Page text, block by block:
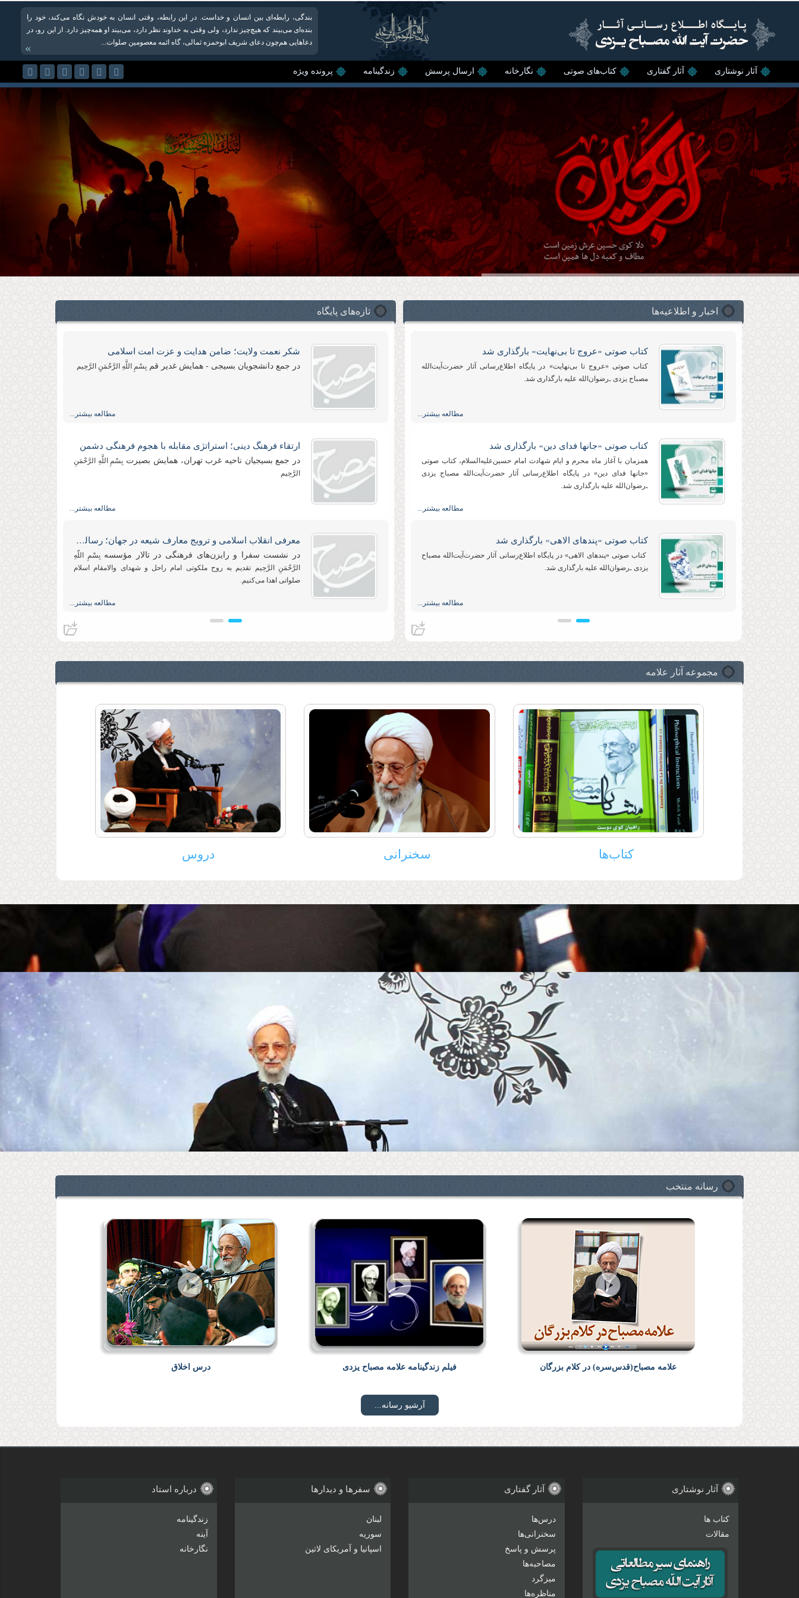
بندگی، رابطه‌ای بین انسان و خداست. در این رابطه، وقتی انسان به خودش نگاه می‌کند، خود را
بنده‌ای می‌بیند که هیچ‌چیز ندارد، ولی وقتی به خداوند نظر دارد، می‌بیند او همه‌چیز دارد. از این‌ رو، در
دعاهایی هم‌چون دعای شریف ابو‌حمزه ثمالی، گاه ائمه معصومین صلوات‌‌...
»
آثار نوشتاری آثار گفتاری کتاب‌های صوتی نگارخانه ارسال پرسش زندگینامه پرونده ویژه
اخبار و اطلاعیه‌ها
کتاب صوتی «عروج تا بی‌نهایت» بارگذاری شد
کتاب صوتی «عروج تا بی‌نهایت» در پایگاه اطلاع‌رسانی آثار حضرت‌آیت‌الله
مصباح یزدی ـ‌رضوان‌الله علیه‌ بارگذاری شد.
مطالعه بیشتر...
کتاب صوتی «جانها فدای دین» بارگذاری شد
همزمان با آغاز ماه محرم و ایام شهادت امام حسین‌علیه‌السلام، کتاب صوتی
«جانها فدای دین» در پایگاه اطلاع‌رسانی آثار حضرت‌آیت‌الله مصباح یزدی
ـ‌رضوان‌الله علیه‌ بارگذاری شد.
مطالعه بیشتر...
کتاب صوتی «پندهای الاهی» بارگذاری شد
کتاب صوتی «پندهای الاهی» در پایگاه اطلاع‌رسانی آثار حضرت‌آیت‌الله مصباح
یزدی ـ‌رضوان‌الله علیه‌ بارگذاری شد.
مطالعه بیشتر...
همکاری مجمع ناشران انقلاب اسلامی برگزار شد.
کتاب صوتی «جنگ و جهاد در قرآن» بارگذاری شد
کتاب صوتی «جنگ و جهاد در قرآن» در پایگاه اطلاع‌رسانی آثار حضرت‌آیت‌الله
مصباح یزدی ـ‌رضوان‌الله علیه‌ بارگذاری شد.
مطالعه بیشتر...
کتاب صوتی «اوج پرواز» بارگذاری شد
کتاب صوتی «اوج پرواز» در پایگاه اطلاع‌رسانی آثار حضرت‌آیت‌الله مصباح یزدی
ـ‌رضوان‌الله علیه‌ بارگذاری شد.
تازه‌های پایگاه
شکر نعمت ولایت؛ ضامن هدایت و عزت امت اسلامی
در جمع دانشجویان بسیجی - همایش غدیر قم بِسْمِ اللَّهِ الرَّحْمَنِ الرَّحِیم
مطالعه بیشتر...
ارتقاء فرهنگ دینی؛ استراتژی مقابله با هجوم فرهنگی دشمن
در جمع بسیجیان ناحیه غرب تهران، همایش بصیرت بِسْمِ اللَّهِ الرَّحْمَنِ
الرَّحِیم
مطالعه بیشتر...
معرفی انقلاب اسلامی و ترویج معارف شیعه در جهان؛ رسالت سفرا و رایزنان فرهنگی
در نشست سفرا و رایزن‌های فرهنگی در تالار مؤسسه بِسْمِ اللّهِ
الرَّحْمَنِ الرَّحِيم تقدیم به روح ملکوتی امام راحل و شهدای والامقام اسلام
صلواتی اهدا می‌کنیم.
مطالعه بیشتر...
اطاعت از ولایت‌فقیه؛ بزرگ‌ترین وظیفه عقلی و شرعی
در دیدار اعضای شورای مرکزی و هیأت نظارت اتحادیه جامعه
اسلامی دانشجویان سراسر کشور بِسْمِ اللَّهِ الرَّحْمَنِ الرَّحِيم
مطالعه بیشتر...
وظایف دولت اسلامی در حفظ ارزش‌های دینی و اجتماعی
در جمع گروهی از فرماندهان سپاه پاسداران انقلاب اسلامی؛
(جلسه سوم) مشهد مقدس
مجموعه آثار علامه
کتاب‌ها سخنرانی دروس
رسانه منتخب
علامه مصباح(قدس‌سره) در کلام بزرگان فیلم زندگینامه علامه مصباح یزدی درس اخلاق
آرشیو رسانه...
آثار نوشتاری
کتاب ها
مقالات
آثار گفتاری
درس‌ها
سخنرانی‌ها
پرسش و پاسخ
مصاحبه‌ها
میزگرد
مناظره‌ها
سفرها و دیدارها
لبنان
سوریه
اسپانیا و آمریکای لاتین
درباره استاد
زندگینامه
آینه
نگارخانه